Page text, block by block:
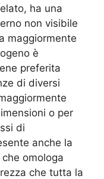
ha una
non visibile
maggiormente
è
preferita
di diversi
o per
di
anche la
omologa
che tutta la